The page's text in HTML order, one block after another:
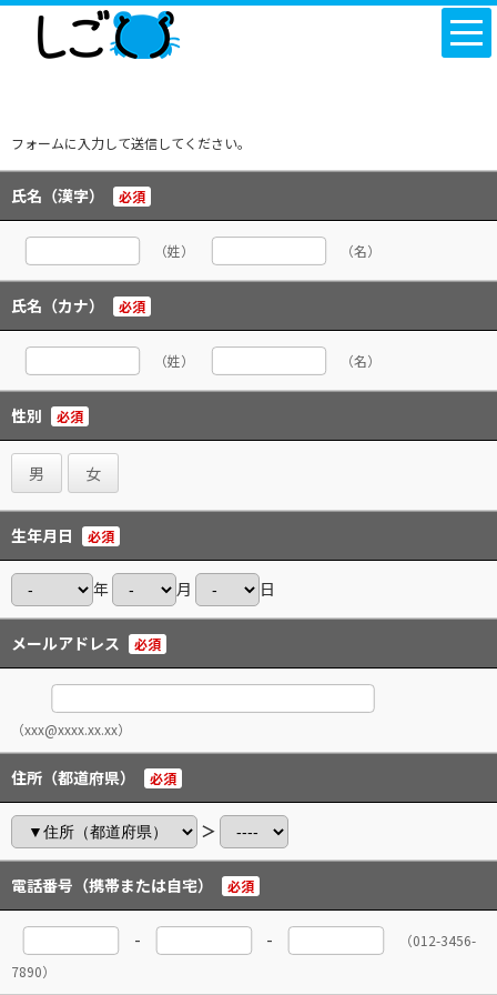
フォームに入力して送信してください。
氏名（漢字） 必須
（姓） （名）
氏名（カナ） 必須
（姓） （名）
性別 必須
男 女
生年月日 必須
年 月 日
メールアドレス 必須
（xxx@xxxx.xx.xx）
住所（都道府県） 必須
＞
電話番号（携帯または自宅） 必須
- -
（012-3456-
7890）